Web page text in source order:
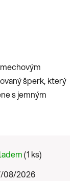
šperk, který
s jemným
(1 ks)
08/2026